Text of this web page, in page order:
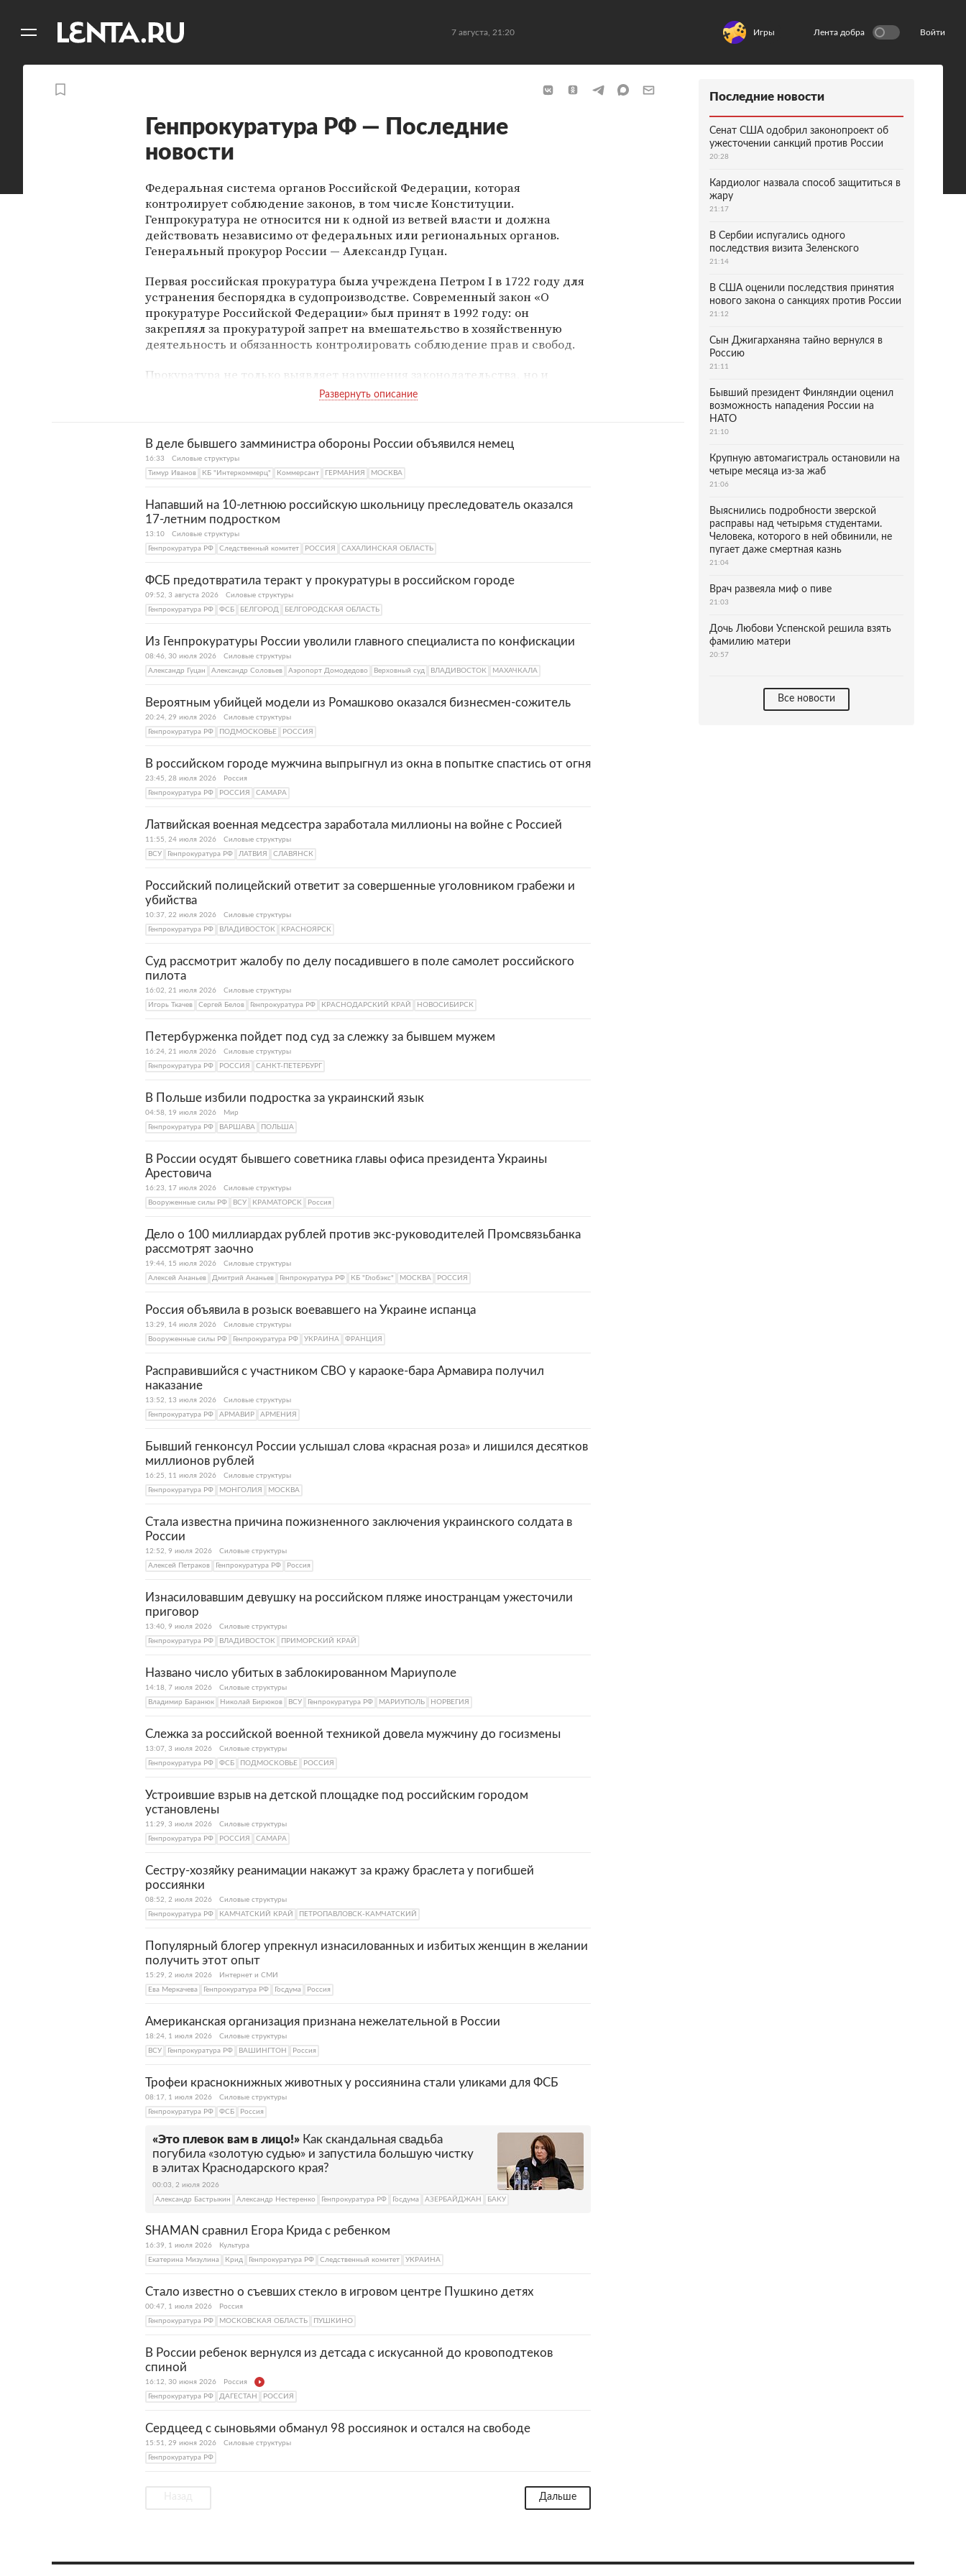
7 августа, 21:20 Игры Лента добра Войти
Генпрокуратура РФ — Последние
новости
Федеральная система органов Российской Федерации, которая
контролирует соблюдение законов, в том числе Конституции.
Генпрокуратура не относится ни к одной из ветвей власти и должна
действовать независимо от федеральных или региональных органов.
Генеральный прокурор России — Александр Гуцан.
Первая российская прокуратура была учреждена Петром I в 1722 году для
устранения беспорядка в судопроизводстве. Современный закон «О
прокуратуре Российской Федерации» был принят в 1992 году: он
закреплял за прокуратурой запрет на вмешательство в хозяйственную
деятельность и обязанность контролировать соблюдение прав и свобод.
Прокуратура не только выявляет нарушения законодательства, но и
следит за соблюдением прав и свобод человека. Прокуроры также
реагируют на противоречащие закону правовые акты и судебные
не расследованием преступлений, а контролем за соблюдением закона и
не имеет в своем штате следователей.
В деле бывшего замминистра обороны России объявился немец
16:33
Силовые структуры
Тимур Иванов
КБ "Интеркоммерц" Коммерсант ГЕРМАНИЯ МОСКВА
Напавший на 10-летнюю российскую школьницу преследователь оказался
17-летним подростком
13:10
Силовые структуры
Генпрокуратура РФ
Следственный комитет РОССИЯ САХАЛИНСКАЯ ОБЛАСТЬ
ФСБ предотвратила теракт у прокуратуры в российском городе
09:52, 3 августа 2026
Силовые структуры
Генпрокуратура РФ
ФСБ БЕЛГОРОД БЕЛГОРОДСКАЯ ОБЛАСТЬ
Из Генпрокуратуры России уволили главного специалиста по конфискации
08:46, 30 июля 2026
Силовые структуры
Александр Гуцан
Александр Соловьев Аэропорт Домодедово Верховный суд ВЛАДИВОСТОК МАХАЧКАЛА
Вероятным убийцей модели из Ромашково оказался бизнесмен-сожитель
20:24, 29 июля 2026
Силовые структуры
Генпрокуратура РФ
ПОДМОСКОВЬЕ РОССИЯ
В российском городе мужчина выпрыгнул из окна в попытке спастись от огня
23:45, 28 июля 2026
Россия
Генпрокуратура РФ
РОССИЯ САМАРА
Латвийская военная медсестра заработала миллионы на войне с Россией
11:55, 24 июля 2026
Силовые структуры
ВСУ
Генпрокуратура РФ ЛАТВИЯ СЛАВЯНСК
Российский полицейский ответит за совершенные уголовником грабежи и
убийства
10:37, 22 июля 2026
Силовые структуры
Генпрокуратура РФ
ВЛАДИВОСТОК КРАСНОЯРСК
Суд рассмотрит жалобу по делу посадившего в поле самолет российского
пилота
16:02, 21 июля 2026
Силовые структуры
Игорь Ткачев
Сергей Белов Генпрокуратура РФ КРАСНОДАРСКИЙ КРАЙ НОВОСИБИРСК
Петербурженка пойдет под суд за слежку за бывшем мужем
16:24, 21 июля 2026
Силовые структуры
Генпрокуратура РФ
РОССИЯ САНКТ-ПЕТЕРБУРГ
В Польше избили подростка за украинский язык
04:58, 19 июля 2026
Мир
Генпрокуратура РФ
ВАРШАВА ПОЛЬША
В России осудят бывшего советника главы офиса президента Украины
Арестовича
16:23, 17 июля 2026
Силовые структуры
Вооруженные силы РФ
ВСУ КРАМАТОРСК Россия
Дело о 100 миллиардах рублей против экс-руководителей Промсвязьбанка
рассмотрят заочно
19:44, 15 июля 2026
Силовые структуры
Алексей Ананьев
Дмитрий Ананьев Генпрокуратура РФ КБ "Глобэкс" МОСКВА РОССИЯ
Россия объявила в розыск воевавшего на Украине испанца
13:29, 14 июля 2026
Силовые структуры
Вооруженные силы РФ
Генпрокуратура РФ УКРАИНА ФРАНЦИЯ
Расправившийся с участником СВО у караоке-бара Армавира получил
наказание
13:52, 13 июля 2026
Силовые структуры
Генпрокуратура РФ
АРМАВИР АРМЕНИЯ
Бывший генконсул России услышал слова «красная роза» и лишился десятков
миллионов рублей
16:25, 11 июля 2026
Силовые структуры
Генпрокуратура РФ
МОНГОЛИЯ МОСКВА
Стала известна причина пожизненного заключения украинского солдата в
России
12:52, 9 июля 2026
Силовые структуры
Алексей Петраков
Генпрокуратура РФ Россия
Изнасиловавшим девушку на российском пляже иностранцам ужесточили
приговор
13:40, 9 июля 2026
Силовые структуры
Генпрокуратура РФ
ВЛАДИВОСТОК ПРИМОРСКИЙ КРАЙ
Названо число убитых в заблокированном Мариуполе
14:18, 7 июля 2026
Силовые структуры
Владимир Баранюк
Николай Бирюков ВСУ Генпрокуратура РФ МАРИУПОЛЬ НОРВЕГИЯ
Слежка за российской военной техникой довела мужчину до госизмены
13:07, 3 июля 2026
Силовые структуры
Генпрокуратура РФ
ФСБ ПОДМОСКОВЬЕ РОССИЯ
Устроившие взрыв на детской площадке под российским городом
установлены
11:29, 3 июля 2026
Силовые структуры
Генпрокуратура РФ
РОССИЯ САМАРА
Сестру-хозяйку реанимации накажут за кражу браслета у погибшей
россиянки
08:52, 2 июля 2026
Силовые структуры
Генпрокуратура РФ
КАМЧАТСКИЙ КРАЙ ПЕТРОПАВЛОВСК-КАМЧАТСКИЙ
Популярный блогер упрекнул изнасилованных и избитых женщин в желании
получить этот опыт
15:29, 2 июля 2026
Интернет и СМИ
Ева Меркачева
Генпрокуратура РФ Госдума Россия
Американская организация признана нежелательной в России
18:24, 1 июля 2026
Силовые структуры
ВСУ
Генпрокуратура РФ ВАШИНГТОН Россия
Трофеи краснокнижных животных у россиянина стали уликами для ФСБ
08:17, 1 июля 2026
Силовые структуры
Генпрокуратура РФ
ФСБ Россия
«Это плевок вам в лицо!» Как скандальная свадьба
погубила «золотую судью» и запустила большую чистку
в элитах Краснодарского края?
00:03, 2 июля 2026
Александр Бастрыкин
Александр Нестеренко Генпрокуратура РФ Госдума АЗЕРБАЙДЖАН БАКУ
SHAMAN сравнил Егора Крида с ребенком
16:39, 1 июля 2026
Культура
Екатерина Мизулина
Крид Генпрокуратура РФ Следственный комитет УКРАИНА
Стало известно о съевших стекло в игровом центре Пушкино детях
00:47, 1 июля 2026
Россия
Генпрокуратура РФ
МОСКОВСКАЯ ОБЛАСТЬ ПУШКИНО
В России ребенок вернулся из детсада с искусанной до кровоподтеков
спиной
16:12, 30 июня 2026
Россия
Генпрокуратура РФ
ДАГЕСТАН РОССИЯ
Сердцеед с сыновьями обманул 98 россиянок и остался на свободе
15:51, 29 июня 2026
Силовые структуры
Генпрокуратура РФ
Дальше
Последние новости
Сенат США одобрил законопроект об
ужесточении санкций против России
20:28
Кардиолог назвала способ защититься в
жару
21:17
В Сербии испугались одного
последствия визита Зеленского
21:14
В США оценили последствия принятия
нового закона о санкциях против России
21:12
Сын Джигарханяна тайно вернулся в
Россию
21:11
Бывший президент Финляндии оценил
возможность нападения России на
НАТО
21:10
Крупную автомагистраль остановили на
четыре месяца из-за жаб
21:06
Выяснились подробности зверской
расправы над четырьмя студентами.
Человека, которого в ней обвинили, не
пугает даже смертная казнь
21:04
Врач развеяла миф о пиве
21:03
Дочь Любови Успенской решила взять
фамилию матери
20:57
Все новости